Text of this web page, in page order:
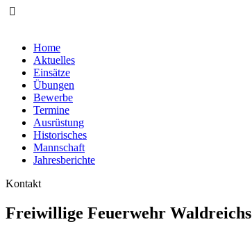
Home
Aktuelles
Einsätze
Übungen
Bewerbe
Termine
Ausrüstung
Historisches
Mannschaft
Jahresberichte
Kontakt
Freiwillige Feuerwehr Waldreichs